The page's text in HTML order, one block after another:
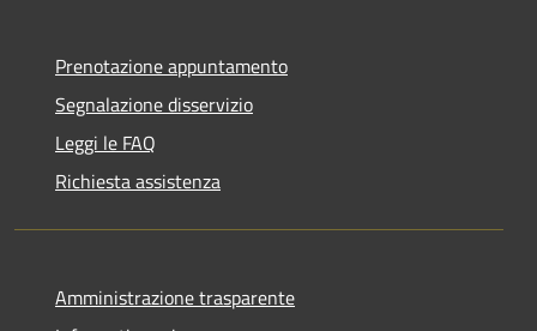
Prenotazione appuntamento
Segnalazione disservizio
Leggi le FAQ
Richiesta assistenza
Amministrazione trasparente